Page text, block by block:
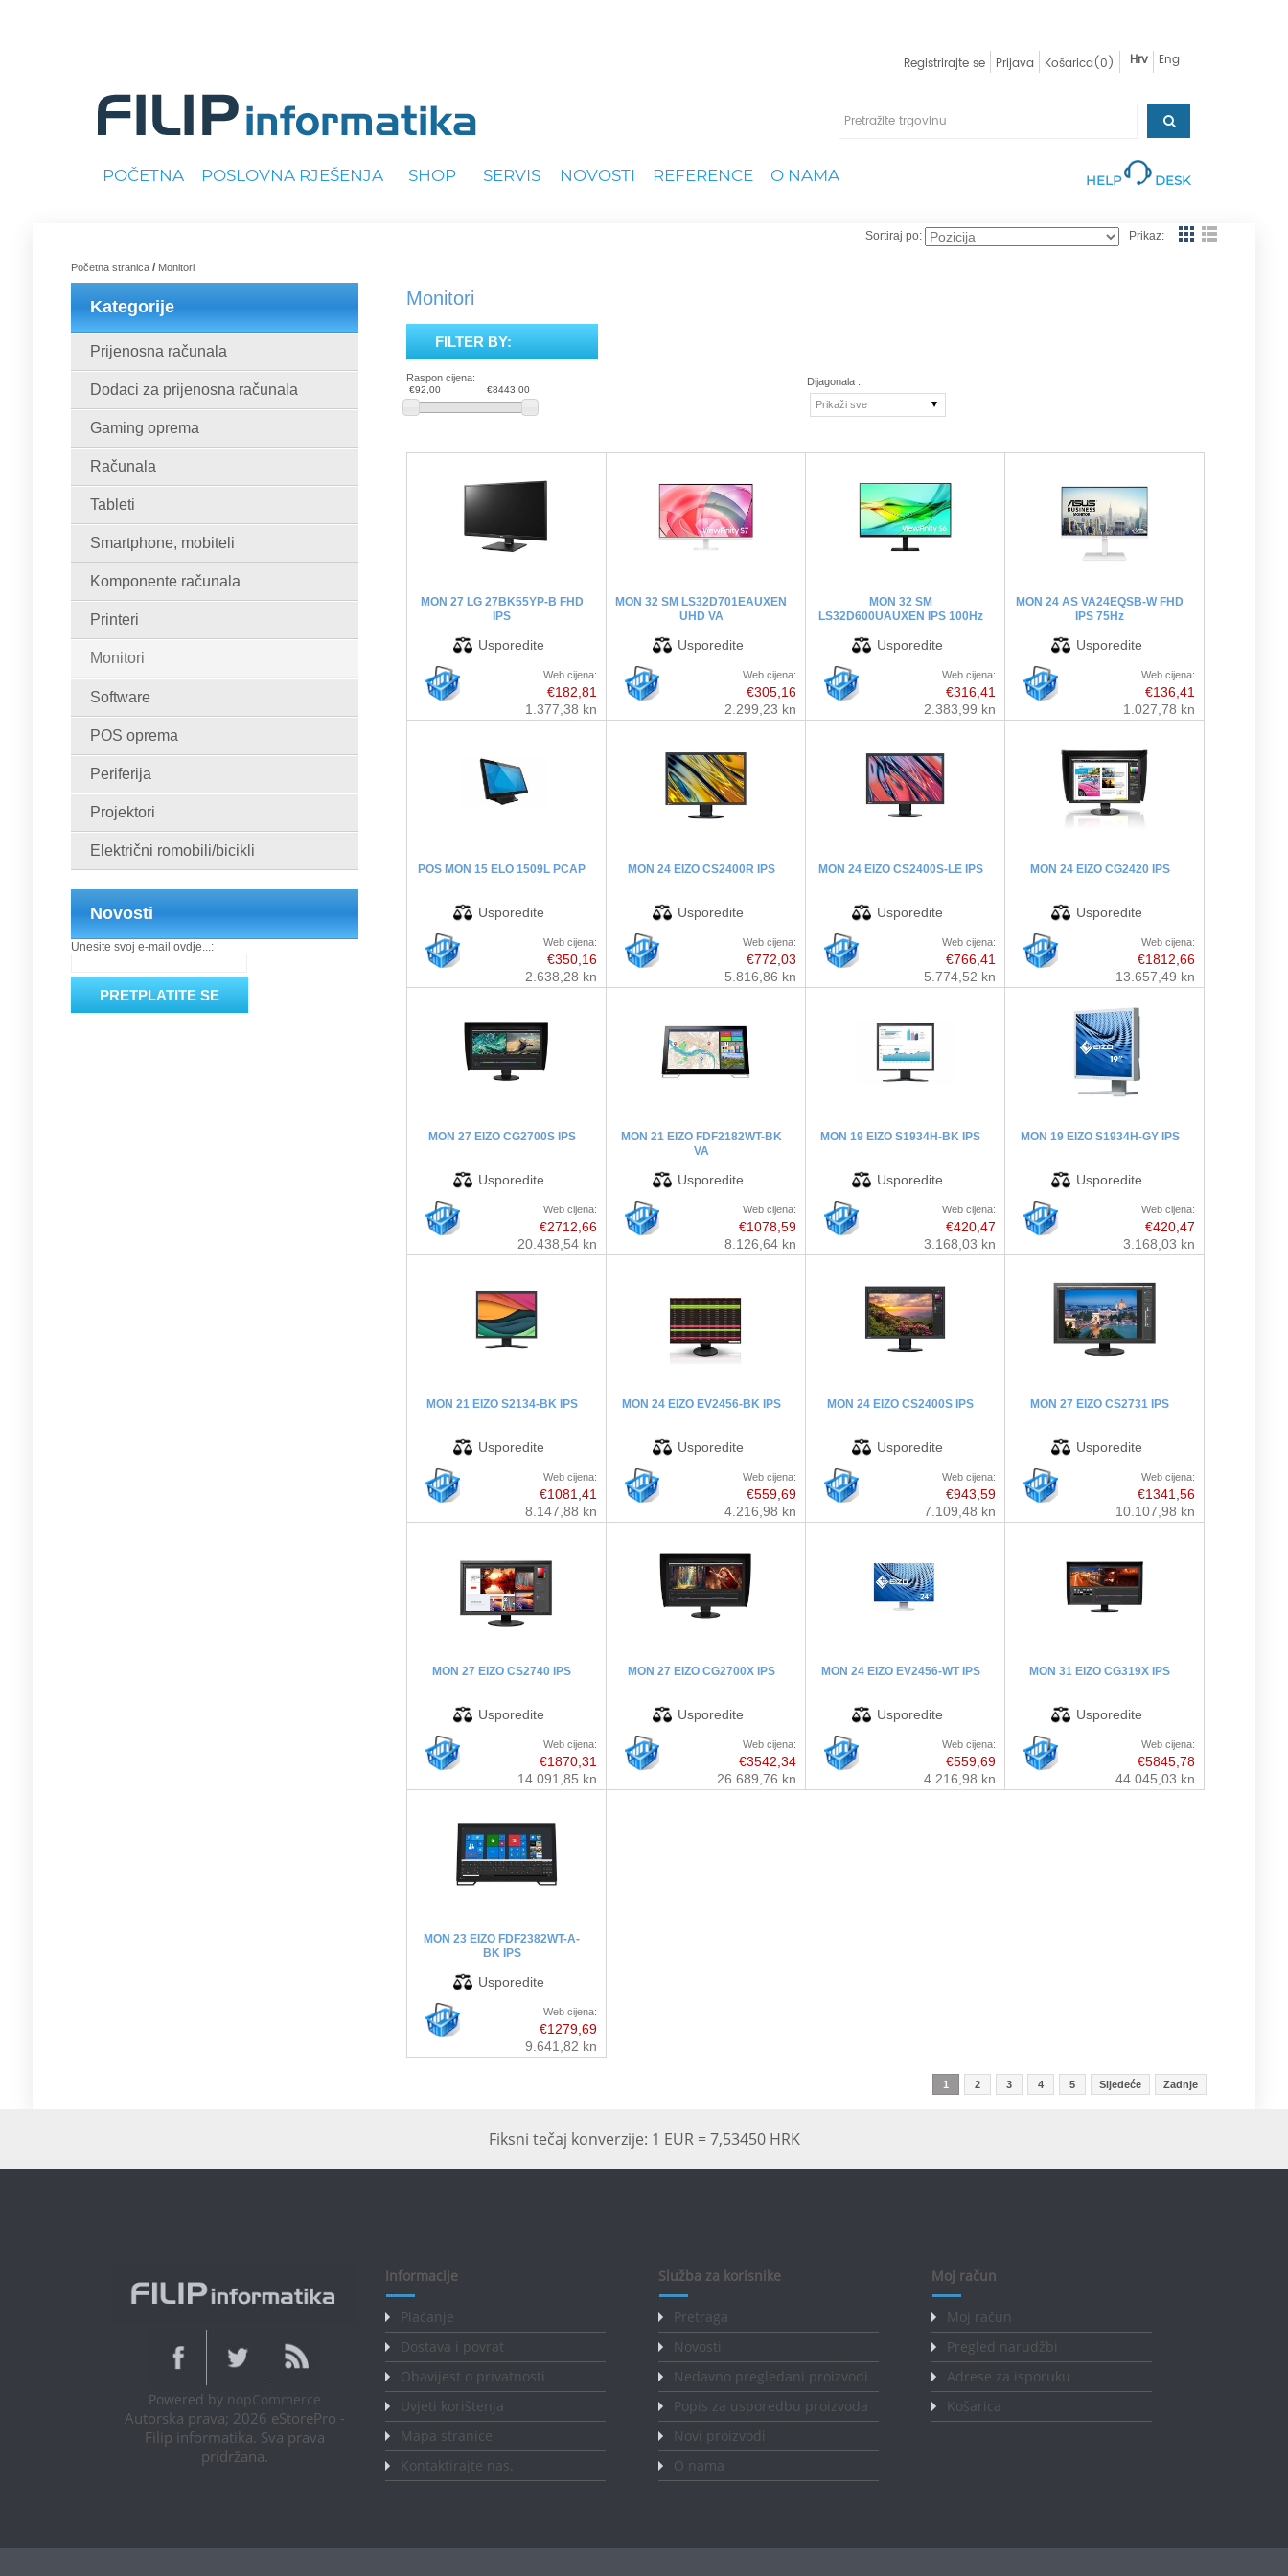
Registrirajte se Prijava Košarica(0) Hrv Eng
POČETNA POSLOVNA RJEŠENJA SHOP SERVIS NOVOSTI REFERENCE O NAMA HELP DESK
Sortiraj po: Prikaz:
Početna stranica / Monitori
Kategorije
Prijenosna računala
Dodaci za prijenosna računala
Gaming oprema
Računala
Tableti
Smartphone, mobiteli
Komponente računala
Printeri
Monitori
Software
POS oprema
Periferija
Projektori
Električni romobili/bicikli
Novosti
Unesite svoj e-mail ovdje...:
Monitori
FILTER BY:
Raspon cijena:
€92,00 €8443,00
Dijagonala :
Prikaži sve
MON 27 LG 27BK55YP-B FHD
IPS
Web cijena:
€182,81
1.377,38 kn
MON 32 SM LS32D701EAUXEN
UHD VA
Web cijena:
€305,16
2.299,23 kn
MON 32 SM
LS32D600UAUXEN IPS 100Hz
Web cijena:
€316,41
2.383,99 kn
MON 24 AS VA24EQSB-W FHD
IPS 75Hz
Web cijena:
€136,41
1.027,78 kn
POS MON 15 ELO 1509L PCAP
Web cijena:
€350,16
2.638,28 kn
MON 24 EIZO CS2400R IPS
Web cijena:
€772,03
5.816,86 kn
MON 24 EIZO CS2400S-LE IPS
Web cijena:
€766,41
5.774,52 kn
MON 24 EIZO CG2420 IPS
Web cijena:
€1812,66
13.657,49 kn
MON 27 EIZO CG2700S IPS
Web cijena:
€2712,66
20.438,54 kn
MON 21 EIZO FDF2182WT-BK
VA
Web cijena:
€1078,59
8.126,64 kn
MON 19 EIZO S1934H-BK IPS
Web cijena:
€420,47
3.168,03 kn
MON 19 EIZO S1934H-GY IPS
Web cijena:
€420,47
3.168,03 kn
MON 21 EIZO S2134-BK IPS
Web cijena:
€1081,41
8.147,88 kn
MON 24 EIZO EV2456-BK IPS
Web cijena:
€559,69
4.216,98 kn
MON 24 EIZO CS2400S IPS
Web cijena:
€943,59
7.109,48 kn
MON 27 EIZO CS2731 IPS
Web cijena:
€1341,56
10.107,98 kn
MON 27 EIZO CS2740 IPS
Web cijena:
€1870,31
14.091,85 kn
MON 27 EIZO CG2700X IPS
Web cijena:
€3542,34
26.689,76 kn
MON 24 EIZO EV2456-WT IPS
Web cijena:
€559,69
4.216,98 kn
MON 31 EIZO CG319X IPS
Web cijena:
€5845,78
44.045,03 kn
MON 23 EIZO FDF2382WT-A-
BK IPS
Web cijena:
€1279,69
9.641,82 kn
1 2 3 4 5 Sljedeće Zadnje
Fiksni tečaj konverzije: 1 EUR = 7,53450 HRK
Powered by nopCommerce
Autorska prava; 2026 eStorePro -
Filip informatika. Sva prava
pridržana.
Informacije
Plaćanje
Dostava i povrat
Obavijest o privatnosti
Uvjeti korištenja
Mapa stranice
Kontaktirajte nas.
Služba za korisnike
Pretraga
Novosti
Nedavno pregledani proizvodi
Popis za usporedbu proizvoda
Novi proizvodi
O nama
Moj račun
Moj račun
Pregled narudžbi
Adrese za isporuku
Košarica